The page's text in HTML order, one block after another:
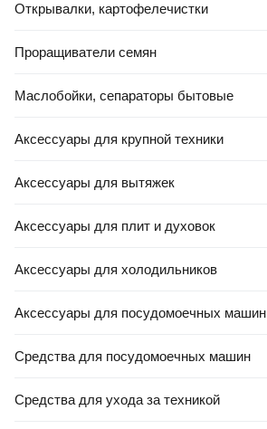
Открывалки, картофелечистки
Проращиватели семян
Маслобойки, сепараторы бытовые
Аксессуары для крупной техники
Аксессуары для вытяжек
Аксессуары для плит и духовок
Аксессуары для холодильников
Аксессуары для посудомоечных машин
Средства для посудомоечных машин
Средства для ухода за техникой